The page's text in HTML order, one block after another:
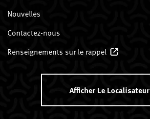
Nouvelles
Contactez-nous
Renseignements sur le rappel
Afficher Le Localisateur